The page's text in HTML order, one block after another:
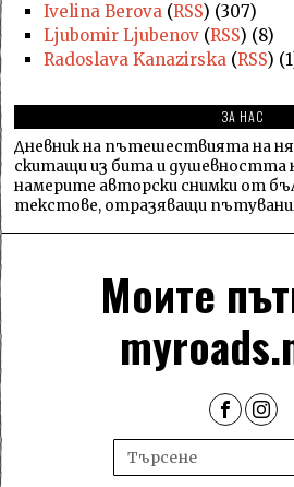
Ivelina Berova(RSS) (307)
Ljubomir Ljubenov(RSS) (8)
Radoslava Kanazirska(RSS)
ЗА НАС
Дневник на пътешествията на
скитащи из бита и душевността
намерите авторски снимки от
текстове, отразяващи
Моите